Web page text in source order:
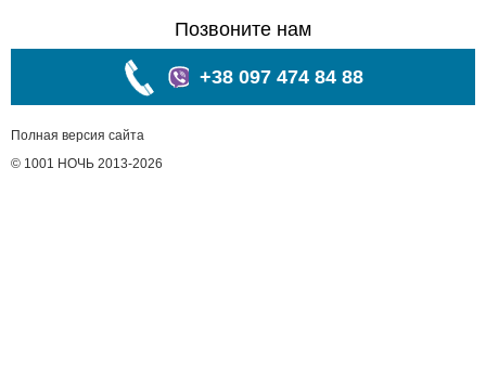
Позвоните нам
+38 097 474 84 88
Полная версия сайта
© 1001 НОЧЬ 2013-2026